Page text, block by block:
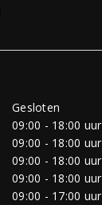
Gesloten
09:00 - 18:00 uur
09:00 - 18:00 uur
09:00 - 18:00 uur
09:00 - 18:00 uur
09:00 - 17:00 uur